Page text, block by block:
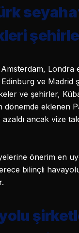
ve Madrid
ve şehirler,
eklenen
azaldı ancak vize
önerim en
bilinçli